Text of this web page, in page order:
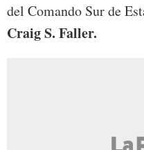
del Comando Sur de
Craig S. Faller.